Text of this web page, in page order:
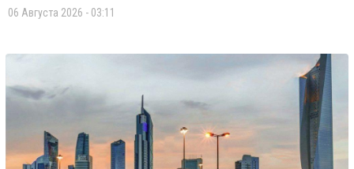
06 Августа 2026 - 03:11